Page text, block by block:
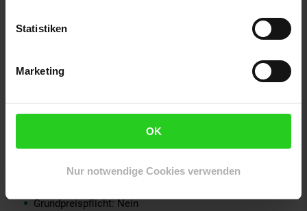
Statistiken
Marketing
OK
Nur notwendige Cookies verwenden
Serien-Bezeichnung: Viola
Farbe: bunt
Form: Rund
Verantwortliche Person für die EU: Ritzenhoff & Breker
GPSR PLZ & Ort: 33014 Bad Driburg
Grundpreispflicht: Nein